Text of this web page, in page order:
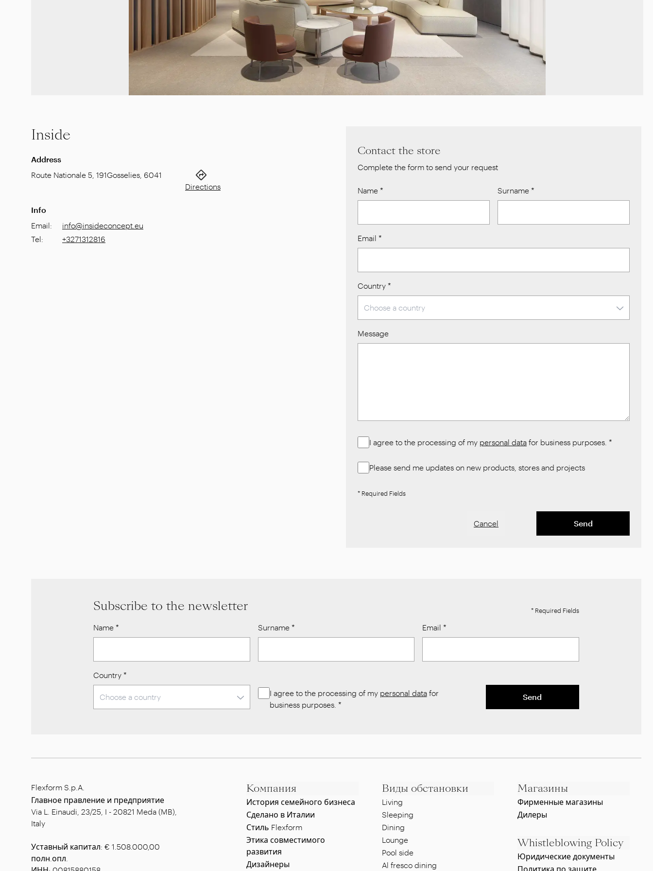
Inside
Address
Route Nationale 5, 191Gosselies 6041
Directions
Info
Email:
info@insideconcept.eu
Tel: +3271312816
Contact the store
Complete the form to send your request
Name * Surname *
Email *
Country *
Message
I agree to the processing of my personal data for business purposes. *
Please send me updates on new products, stores and projects
* Required Fields
Cancel Send
Subscribe to the newsletter * Required Fields
Name * Surname* Email *
Country *
I agree to the processing of my personal datafor
business purposes. *
Send
Flexform S.p.A.
Главное правление и предприятие
Via L. Einaudi, 23/25, I - 20821 Meda (MB),
Italy
Уставный капитал: € 1.508.000,00
полн.опл.
Компания
История семейного бизнеса
Сделано в Италии
Стиль Flexform
Этика совместимого
развития
Дизайнеры
Виды обстановки
Living
Sleeping
Dining
Lounge
Pool side
Al fresco dining
Магазины
Фирменные магазины
Дилеры
Whistleblowing Policy
Юридические документы
Политика по защите